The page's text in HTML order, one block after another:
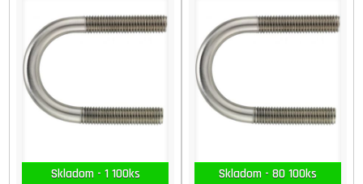
Skladom - 1 100ks Skladom - 80 100ks